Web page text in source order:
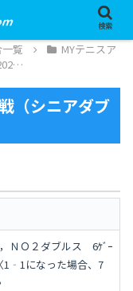
覧
MYテニスア
（シニアダブ
ＮＯ２ダブルス 6ｹﾞｰ
になった場合、7
検索